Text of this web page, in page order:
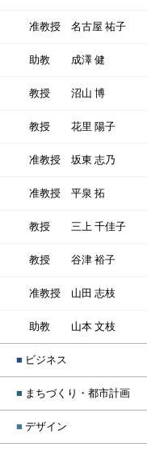
准教授 名古屋 祐子
助教 成澤 健
教授 沼山 博
教授 花里 陽子
准教授 坂東 志乃
准教授 平泉 拓
教授 三上 千佳子
教授 谷津 裕子
准教授 山田 志枝
助教 山本 文枝
■ ビジネス
■ まちづくり・都市計画
■ デザイン